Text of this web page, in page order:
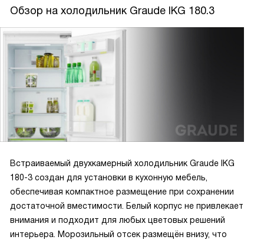
уровень шума настолько низкий, что его практически не
слышно даже ночью.
Обзор на холодильник Graude IKG 180.3
Встраиваемый двухкамерный холодильник Graude IKG
180-3 создан для установки в кухонную мебель,
обеспечивая компактное размещение при сохранении
достаточной вместимости. Белый корпус не привлекает
внимания и подходит для любых цветовых решений
интерьера. Морозильный отсек размещён внизу, что